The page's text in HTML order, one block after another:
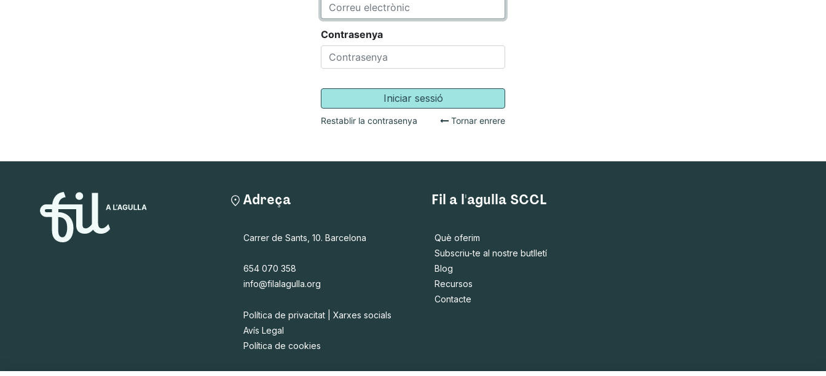
Contrasenya
Iniciar sessió
Restablir la contrasenya Tornar enrere
Adreça
Carrer de Sants, 10. Barcelona
654 070 358
info@filalagulla.org
Política de privacitat
Xarxes socials
Avís Legal
Política de cookies
Fil a l'agulla SCCL
Què oferim
Subscriu-te al nostre butlletí
Blog
Recursos
Contacte